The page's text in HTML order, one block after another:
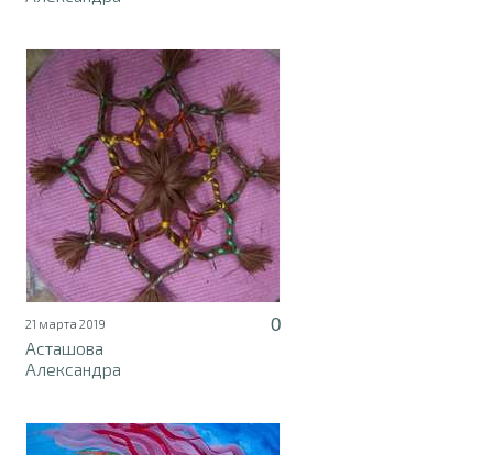
21 марта 2019
0
Асташова
Александра